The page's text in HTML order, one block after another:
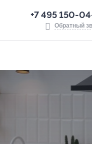
+7 495 150-
Обратный